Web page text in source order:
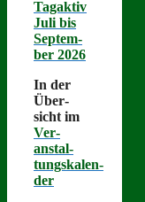
Tagak­tiv
Juli bis
Sep­tem­
ber 2026
In der
Über­
sicht im
Ver­
anstal­
tungskalen­
der